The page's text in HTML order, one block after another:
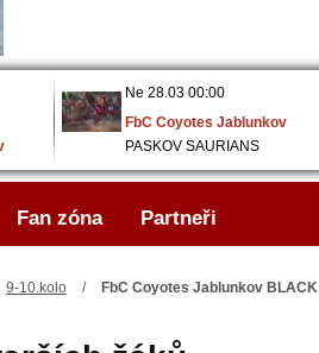
Ne 28.03 00:00
FbC Coyotes Jablunkov
..PASKOV SAURIANS
9-10.kolo /
FbC Coyotes Jablunkov BLACK
Fan zóna Partneři